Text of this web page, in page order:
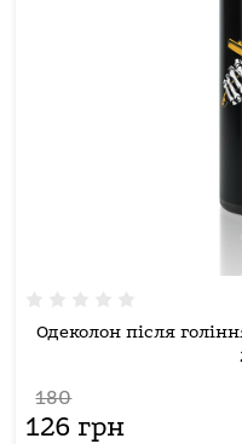
Одеколон після
180
126 грн